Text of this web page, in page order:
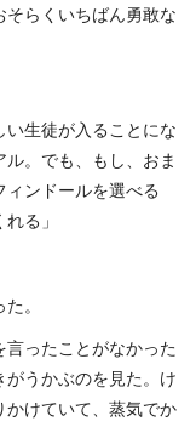
そらくいちばん勇敢な
い生徒が入ることにな
。でも、もし、おま
ンドールを選べる
る」
。
ったことがなかった
うかぶのを見た。け
かけていて、蒸気でか